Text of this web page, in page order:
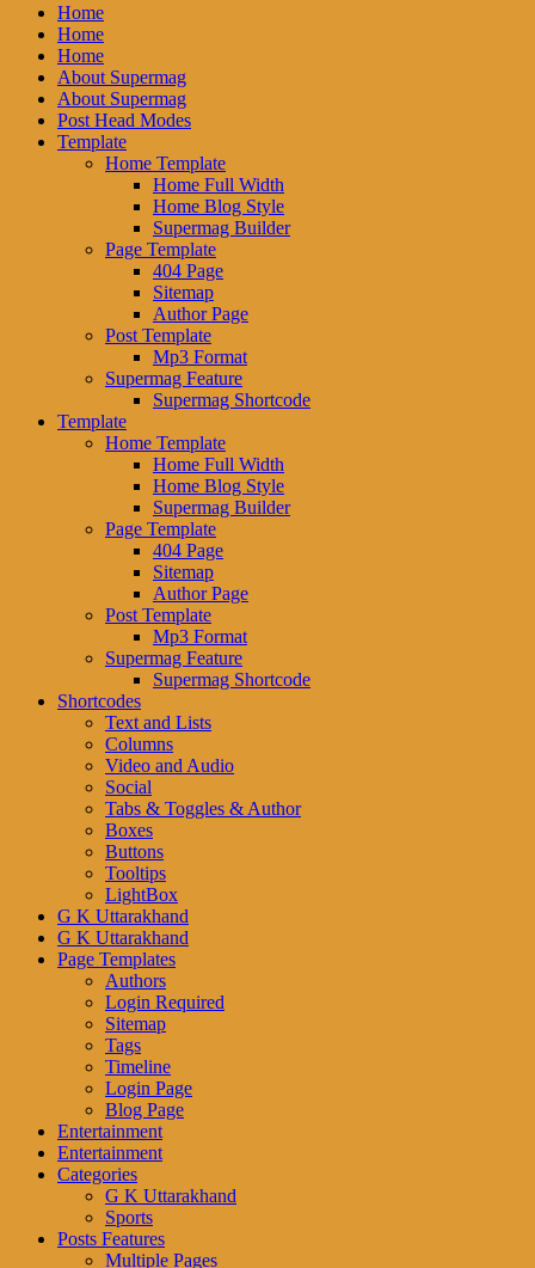
Home
Home
Home
About Supermag
About Supermag
Post Head Modes
Template
Home Template
Home Full Width
Home Blog Style
Supermag Builder
Page Template
404 Page
Sitemap
Author Page
Post Template
Mp3 Format
Supermag Feature
Supermag Shortcode
Template
Home Template
Home Full Width
Home Blog Style
Supermag Builder
Page Template
404 Page
Sitemap
Author Page
Post Template
Mp3 Format
Supermag Feature
Supermag Shortcode
Shortcodes
Text and Lists
Columns
Video and Audio
Social
Tabs & Toggles & Author
Boxes
Buttons
Tooltips
LightBox
G K Uttarakhand
G K Uttarakhand
Page Templates
Authors
Login Required
Sitemap
Tags
Timeline
Login Page
Blog Page
Entertainment
Entertainment
Categories
G K Uttarakhand
Sports
Posts Features
Multiple Pages